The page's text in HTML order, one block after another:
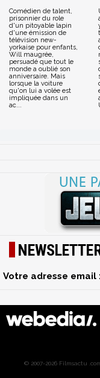
Comédien de talent,
prisonnier du role
d'un pitoyable lapin
d'une émission de
télévision new-
yorkaise pour enfants,
Will maugrée,
persuadé que tout le
monde a oublié son
anniversaire. Mais
lorsque la voiture
qu'on lui a volée est
impliquée dans un
ac...
Votre adresse email :
© 2007-2026 Filmsactu